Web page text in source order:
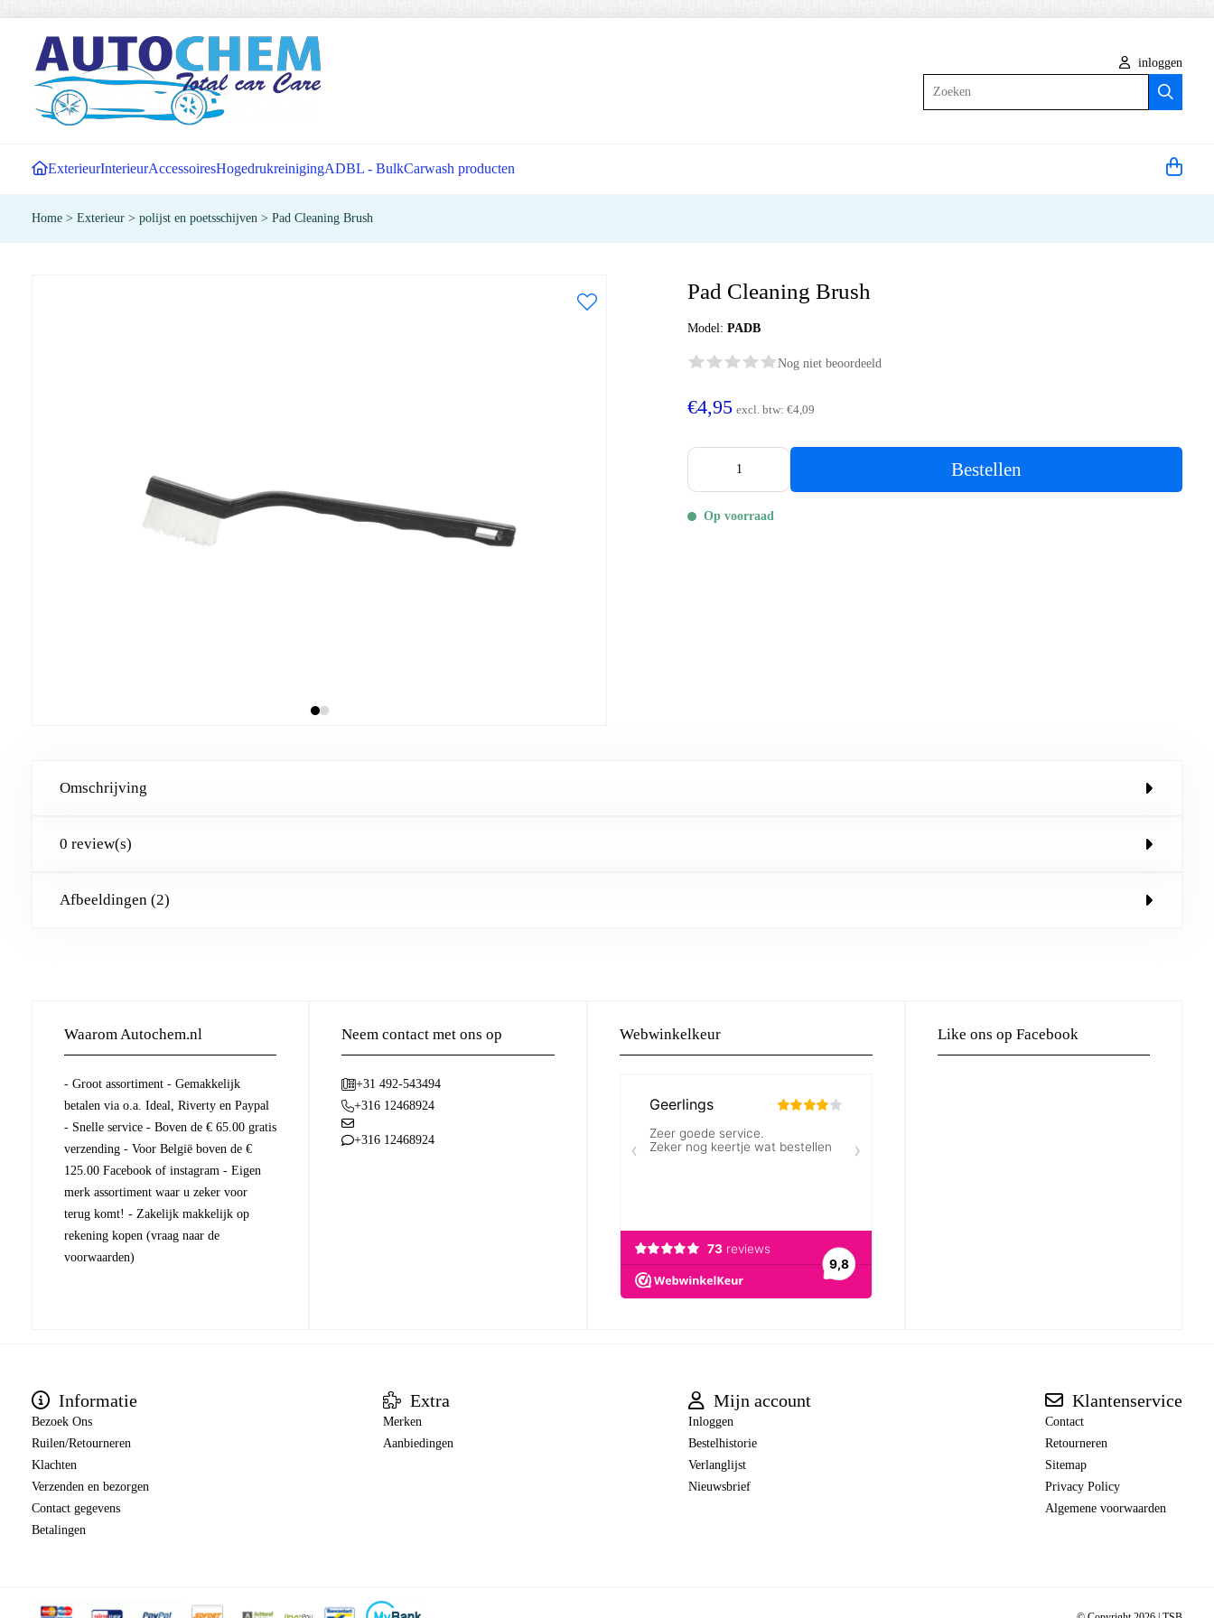
inloggen
ExterieurInterieurAccessoiresHogedrukreinigingADBL - BulkCarwash producten
Home > Exterieur > polijst en poetsschijven > Pad Cleaning Brush
Pad Cleaning Brush
Model:PADB
Nog niet beoordeeld
€4,95 excl. btw:€4,09
Bestellen
Op voorraad
Omschrijving
0 review(s)
Afbeeldingen (2)
Waarom Autochem.nl
- Groot assortiment - Gemakkelijk
betalen via o.a. Ideal, Riverty en Paypal
- Snelle service - Boven de € 65.00 gratis
verzending - Voor België boven de €
125.00 Facebook of instagram - Eigen
merk assortiment waar u zeker voor
terug komt! - Zakelijk makkelijk op
rekening kopen (vraag naar de
voorwaarden)
Neem contact met ons op
+31 492-543494
+316 12468924
+316 12468924
Webwinkelkeur Like ons op Facebook
Informatie
Bezoek Ons
Ruilen/Retourneren
Klachten
Verzenden en bezorgen
Contact gegevens
Betalingen
Extra
Merken
Aanbiedingen
Mijn account
Inloggen
Bestelhistorie
Verlanglijst
Nieuwsbrief
Klantenservice
Contact
Retourneren
Sitemap
Privacy Policy
Algemene voorwaarden